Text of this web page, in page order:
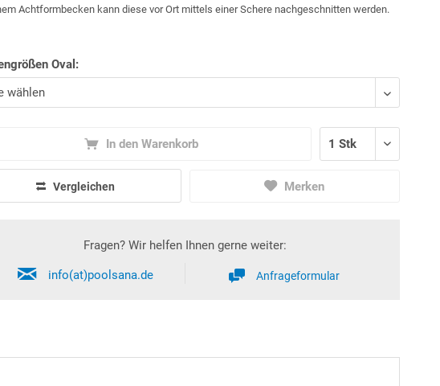
Achtformbecken kann diese vor Ort mittels einer Schere nachgeschnitten werden.
Oval:
In den Warenkorb
Vergleichen Merken
Fragen? Wir helfen Ihnen gerne weiter:
info(at)poolsana.de Anfrageformular